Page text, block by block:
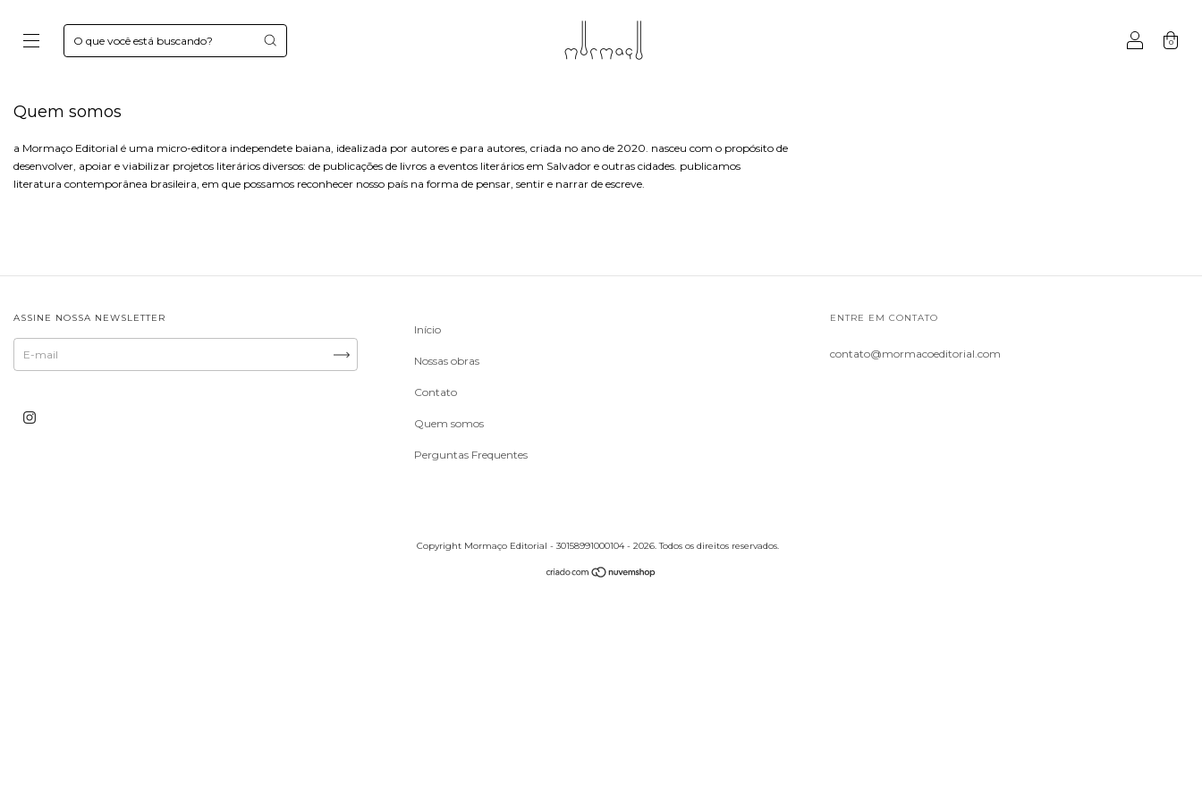
0
Quem somos
a Mormaço Editorial é uma micro-editora independete baiana, idealizada por autores e para autores, criada no ano de 2020. nasceu com o propósito de
desenvolver, apoiar e viabilizar projetos literários diversos: de publicações de livros a eventos literários em Salvador e outras cidades. publicamos
literatura contemporânea brasileira, em que possamos reconhecer nosso país na forma de pensar, sentir e narrar de escreve.
ASSINE NOSSA NEWSLETTER
Início
Nossas obras
Contato
Quem somos
Perguntas Frequentes
ENTRE EM CONTATO
contato@mormacoeditorial.com
Copyright Mormaço Editorial - 30158991000104 - 2026. Todos os direitos reservados.